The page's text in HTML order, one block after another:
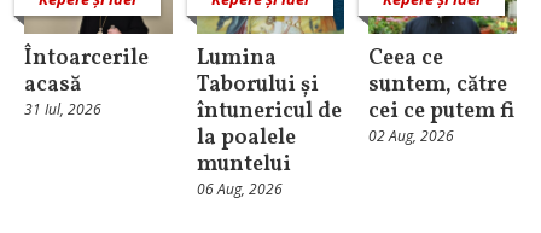
Întoarcerile
acasă
31 Iul, 2026
Lumina
Taborului și
întunericul de
la poalele
muntelui
06 Aug, 2026
Ceea ce
suntem, către
cei ce putem fi
02 Aug, 2026